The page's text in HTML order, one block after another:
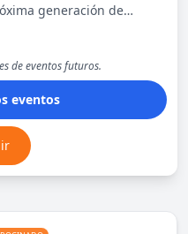
generación de
de eventos futuros.
eventos